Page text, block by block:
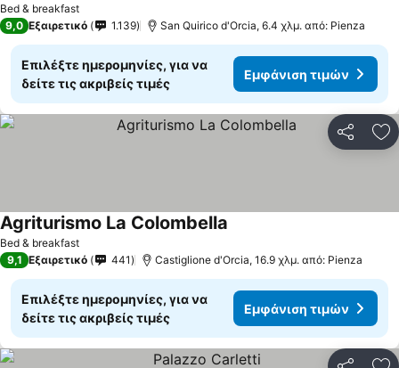
Bed & breakfast
9,0 Εξαιρετικό 1.139 San Quirico d'Orcia, 6.4 χλμ. από: Pienza
Επιλέξτε ημερομηνίες, για να
δείτε τις ακριβείς τιμές
Εμφάνιση τιμών
Bed & breakfast
Agriturismo La Colombella
9,1 Εξαιρετικό 441 Castiglione d'Orcia, 16.9 χλμ. από: Pienza
Επιλέξτε ημερομηνίες, για να
δείτε τις ακριβείς τιμές
Εμφάνιση τιμών